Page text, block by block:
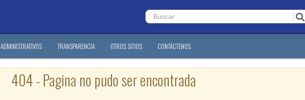
ADMINISTRATIVOS TRANSPARENCIA OTROS SITIOS CONTÁCTENOS
404 - Pagina no pudo ser encontrada